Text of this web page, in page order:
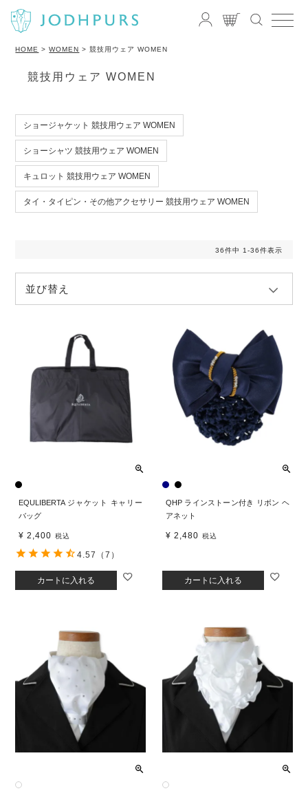
HOME WOMEN 競技用ウェア WOMEN
競技用ウェア WOMEN
ショージャケット 競技用ウェア WOMEN
ショーシャツ 競技用ウェア WOMEN
キュロット 競技用ウェア WOMEN
タイ・タイピン・その他アクセサリー 競技用ウェア WOMEN
並び替え
36件中 1 -36件表示
EQULIBERTA ジャケット キャリー
バッグ
¥ 2,400 税込
カートに入れる
4.57 （7）
QHP ラインストーン付き リボン ヘ
アネット
¥ 2,480 税込
カートに入れる